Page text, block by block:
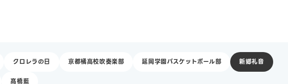
クロレラの日 京都橘高校吹奏楽部 延岡学園バスケットボール部 新郷礼音
髙橋藍